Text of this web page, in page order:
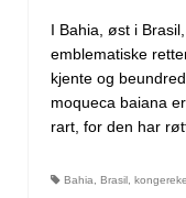
I Bahia, øst i
emblematiske
kjente og
moqueca baiana
rart, for den har
Bahia Brasil